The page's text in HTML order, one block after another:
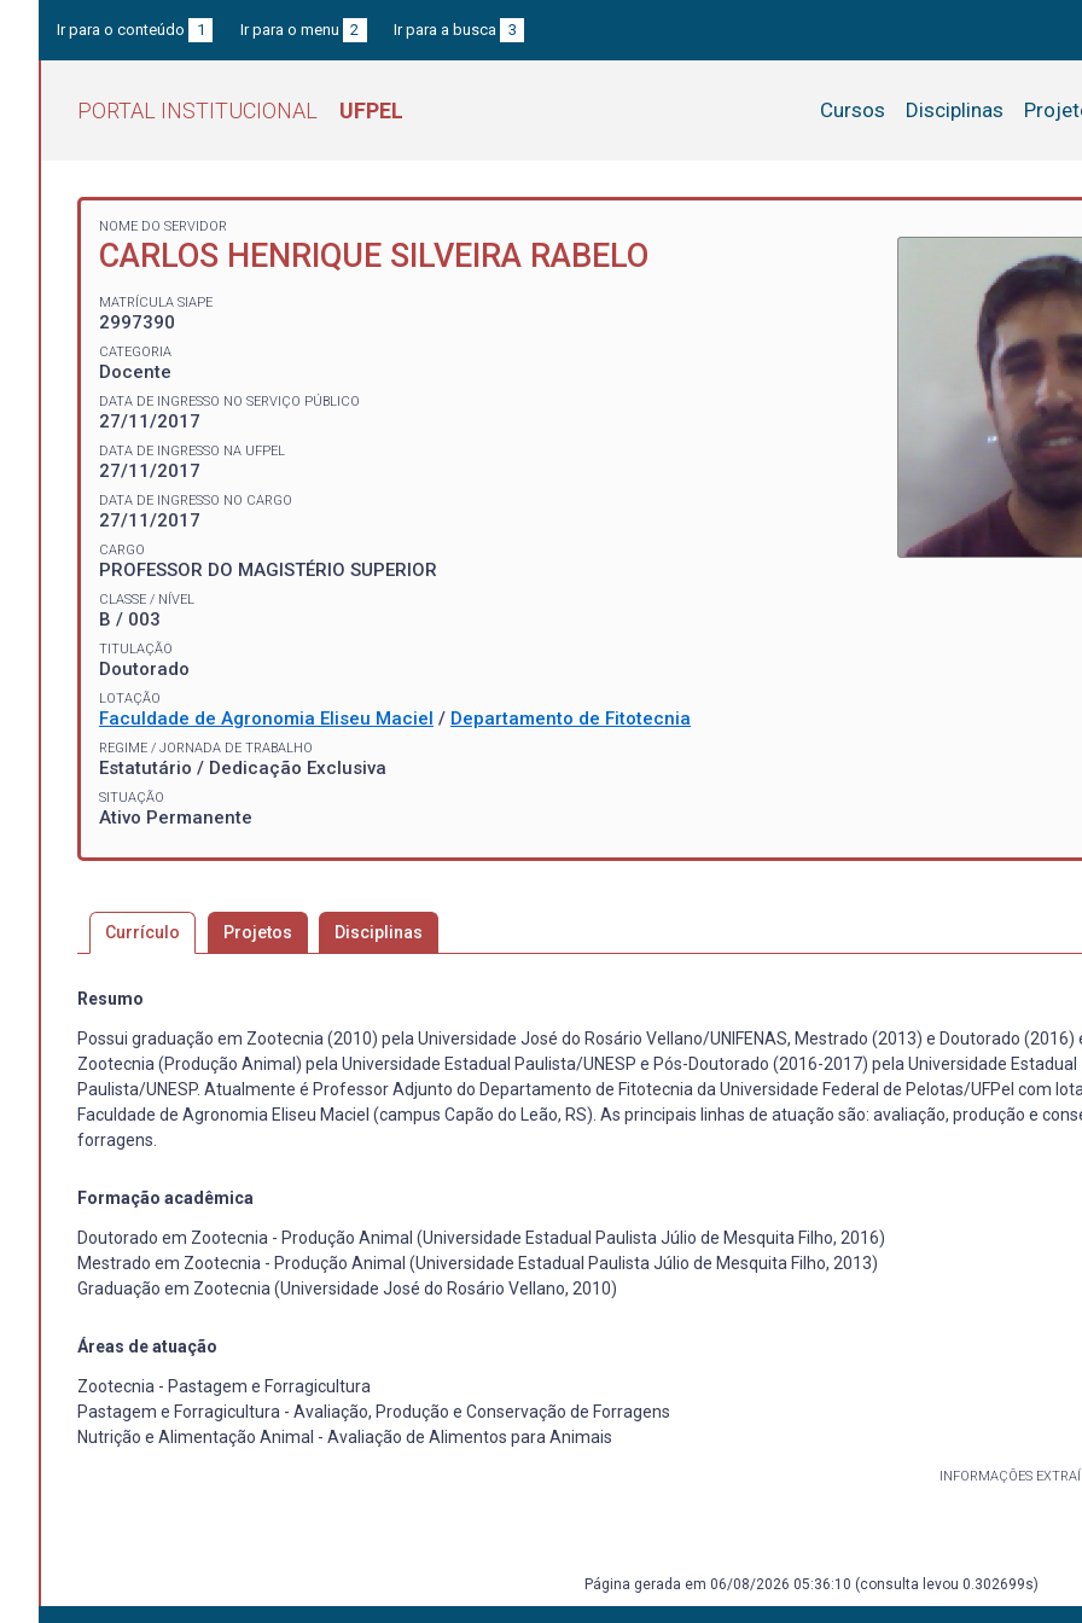
Ir para o conteúdo 1 Ir para o menu 2 Ir para a busca 3
PORTAL INSTITUCIONAL UFPEL Cursos Disciplinas
NOME DO SERVIDOR
CARLOS HENRIQUE SILVEIRA RABELO
MATRÍCULA SIAPE
2997390
CATEGORIA
Docente
DATA DE INGRESSO NO SERVIÇO PÚBLICO
27/11/2017
DATA DE INGRESSO NA UFPEL
27/11/2017
DATA DE INGRESSO NO CARGO
27/11/2017
CARGO
PROFESSOR DO MAGISTÉRIO SUPERIOR
CLASSE / NÍVEL
B / 003
TITULAÇÃO
Doutorado
LOTAÇÃO
Faculdade de Agronomia Eliseu Maciel / Departamento de Fitotecnia
REGIME / JORNADA DE TRABALHO
Estatutário / Dedicação Exclusiva
SITUAÇÃO
Ativo Permanente
Currículo Projetos Disciplinas
Resumo
Possui graduação em Zootecnia (2010) pela Universidade José do Rosário Vellano/UNIFENAS, Mestrado (2013) e Doutorado (2016)
Zootecnia (Produção Animal) pela Universidade Estadual Paulista/UNESP e Pós-Doutorado (2016-2017) pela Universidade Estadual
Paulista/UNESP. Atualmente é Professor Adjunto do Departamento de Fitotecnia da Universidade Federal de Pelotas/UFPel com
Faculdade de Agronomia Eliseu Maciel (campus Capão do Leão, RS). As principais linhas de atuação são: avaliação, produção e
forragens.
Formação acadêmica
Doutorado em Zootecnia - Produção Animal (Universidade Estadual Paulista Júlio de Mesquita Filho, 2016)
Mestrado em Zootecnia - Produção Animal (Universidade Estadual Paulista Júlio de Mesquita Filho, 2013)
Graduação em Zootecnia (Universidade José do Rosário Vellano, 2010)
Áreas de atuação
Zootecnia - Pastagem e Forragicultura
Pastagem e Forragicultura - Avaliação, Produção e Conservação de Forragens
Nutrição e Alimentação Animal - Avaliação de Alimentos para Animais
INFORMAÇÕES
Página gerada em 06/08/2026 05:36:10 (consulta levou 0.302699s)